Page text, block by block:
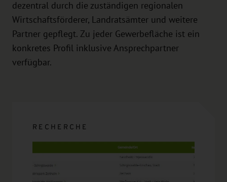
dezentral durch die zuständigen regionalen
Wirtschaftsförderer, Landratsämter und weitere
Partner gepflegt. Zu jeder Gewerbefläche ist ein
konkretes Profil inklusive Ansprechpartner
verfügbar.
RECHERCHE